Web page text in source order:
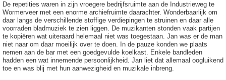
De repetities waren in zijn vroegere bedrijfsruimte aan de Industrieweg te
Wormerveer met een enorme archiefruimte daarachter. Wonderbaarlijk om
daar langs de verschillende stoffige verdiepingen te struinen en daar alle
voorraden bladmuziek te zien liggen. De muzikanten stonden vaak partijen
te kopiëren wat uiteraard helemaal niet was toegestaan. Jan was er de man
niet naar om daar moeilijk over te doen. In de pauze konden we plaats
nemen aan de bar met een goedgevulde koelkast. Enkele bandleden
hadden een wat innemende persoonlijkheid. Jan liet dat allemaal oogluikend
toe en was blij met hun aanwezigheid en muzikale inbreng.